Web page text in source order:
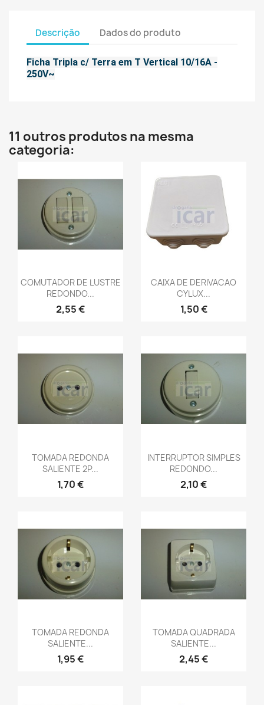
Descrição Dados do produto
Ficha Tripla c/ Terra em T Vertical 10/16A -
250V~
11 outros produtos na mesma
categoria:
COMUTADOR DE LUSTRE
REDONDO...
2,55 €
CAIXA DE DERIVACAO
CYLUX...
1,50 €
TOMADA REDONDA
SALIENTE 2P...
1,70 €
INTERRUPTOR SIMPLES
REDONDO...
2,10 €
TOMADA REDONDA
SALIENTE...
1,95 €
TOMADA QUADRADA
SALIENTE...
2,45 €